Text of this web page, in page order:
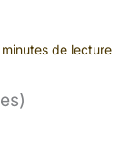
de lecture